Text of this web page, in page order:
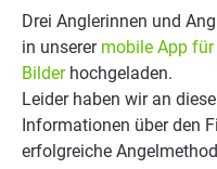
Drei Anglerinnen und
in unserer mobile App für
Bilderhochgeladen.
Leider haben wir an
Informationen über den
erfolgreiche